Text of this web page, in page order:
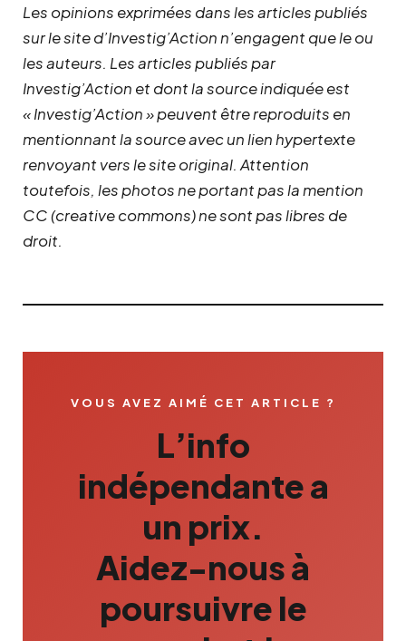
Les opinions exprimées dans les articles publiés
sur le site d’Investig’Action n’engagent que le ou
les auteurs. Les articles publiés par
Investig’Action et dont la source indiquée est
« Investig’Action » peuvent être reproduits en
mentionnant la source avec un lien hypertexte
renvoyant vers le site original. Attention
toutefois, les photos ne portant pas la mention
CC (creative commons) ne sont pas libres de
droit.
VOUS AVEZ AIMÉ CET ARTICLE ?
L’info
indépendante a
un prix.
Aidez-nous à
poursuivre le